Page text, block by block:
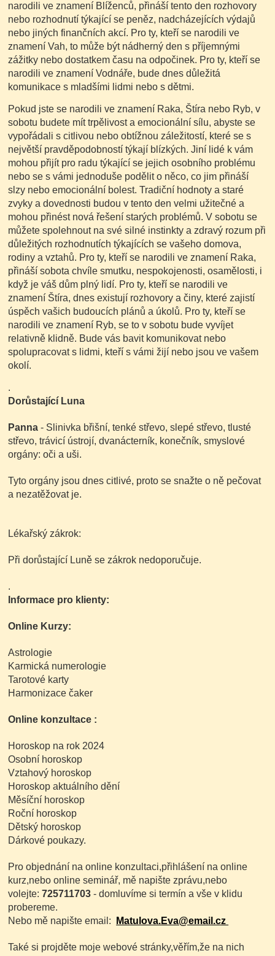
narodili ve znamení Blíženců, přináší tento den rozhovory
nebo rozhodnutí týkající se peněz, nadcházejících výdajů
nebo jiných finančních akcí. Pro ty, kteří se narodili ve
znamení Vah, to může být nádherný den s příjemnými
zážitky nebo dostatkem času na odpočinek. Pro ty, kteří se
narodili ve znamení Vodnáře, bude dnes důležitá
komunikace s mladšími lidmi nebo s dětmi.
Pokud jste se narodili ve znamení Raka, Štíra nebo Ryb, v
sobotu budete mít trpělivost a emocionální sílu, abyste se
vypořádali s citlivou nebo obtížnou záležitostí, které se s
největší pravděpodobností týkají blízkých. Jiní lidé k vám
mohou přijít pro radu týkající se jejich osobního problému
nebo se s vámi jednoduše podělit o něco, co jim přináší
slzy nebo emocionální bolest. Tradiční hodnoty a staré
zvyky a dovednosti budou v tento den velmi užitečné a
mohou přinést nová řešení starých problémů. V sobotu se
můžete spolehnout na své silné instinkty a zdravý rozum při
důležitých rozhodnutích týkajících se vašeho domova,
rodiny a vztahů. Pro ty, kteří se narodili ve znamení Raka,
přináší sobota chvíle smutku, nespokojenosti, osamělosti, i
když je váš dům plný lidí. Pro ty, kteří se narodili ve
znamení Štíra, dnes existují rozhovory a činy, které zajistí
úspěch vašich budoucích plánů a úkolů. Pro ty, kteří se
narodili ve znamení Ryb, se to v sobotu bude vyvíjet
relativně klidně. Bude vás bavit komunikovat nebo
spolupracovat s lidmi, kteří s vámi žijí nebo jsou ve vašem
okolí.
.
Dorůstající Luna
Panna - Slinivka břišní, tenké střevo, slepé střevo, tlusté
střevo, trávicí ústrojí, dvanácterník, konečník, smyslové
orgány: oči a uši.
Tyto orgány jsou dnes citlivé, proto se snažte o ně pečovat
a nezatěžovat je.
Lékařský zákrok:
Při dorůstající Luně se zákrok nedoporučuje.
.
Informace pro klienty:
Online Kurzy:
Astrologie
Karmická numerologie
Tarotové karty
Harmonizace čaker
Online konzultace :
Horoskop na rok 2024
Osobní horoskop
Vztahový horoskop
Horoskop aktuálního dění
Měsíční horoskop
Roční horoskop
Dětský horoskop
Dárkové poukazy.
Pro objednání na online konzultaci,přihlášení na online
kurz,nebo online seminář, mě napište zprávu,nebo
volejte: 725711703 - domluvíme si termín a vše v klidu
probereme.
Nebo mě napište email:
Matulova.Eva@email.cz
Také si projděte moje webové stránky,věřím,že na nich